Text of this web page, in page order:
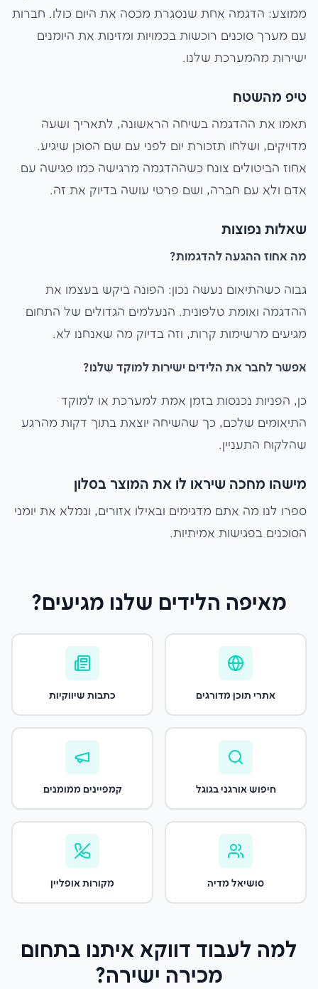
ממוצע: הדגמה אחת שנסגרת מכסה את היום כולו. חברות
עם מערך סוכנים רוכשות בכמויות ומזינות את היומנים
ישירות מהמערכת שלנו.
טיפ מהשטח
תאמו את ההדגמה בשיחה הראשונה, לתאריך ושעה
מדויקים, ושלחו תזכורת יום לפני עם שם הסוכן שיגיע.
אחוז הביטולים צונח כשההדגמה מרגישה כמו פגישה עם
אדם ולא עם חברה, ושם פרטי עושה בדיוק את זה.
שאלות נפוצות
מה אחוז ההגעה להדגמות?
גבוה כשהתיאום נעשה נכון: הפונה ביקש בעצמו את
ההדגמה ואומת טלפונית. הנעלמים הגדולים של התחום
מגיעים מרשימות קרות, וזה בדיוק מה שאנחנו לא.
אפשר לחבר את הלידים ישירות למוקד שלנו?
כן, הפניות נכנסות בזמן אמת למערכת או למוקד
התיאומים שלכם, כך שהשיחה יוצאת בתוך דקות מהרגע
שהלקוח התעניין.
מישהו מחכה שיראו לו את המוצר בסלון
ספרו לנו מה אתם מדגימים ובאילו אזורים, ונמלא את יומני
הסוכנים בפגישות אמיתיות.
מאיפה הלידים שלנו מגיעים?
אתרי תוכן מדורגים כתבות שיווקיות
חיפוש אורגני בגוגל קמפיינים ממומנים
סושיאל מדיה מקורות אופליין
למה לעבוד דווקא איתנו בתחום
מכירה ישירה?